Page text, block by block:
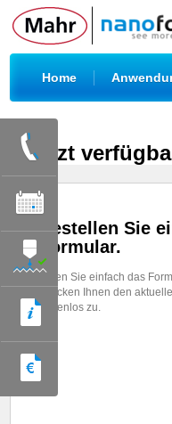
Home
Jetzt
Bestellen Sie
Formular.
Füllen Sie einfach das
schicken Ihnen den
kostenlos zu.